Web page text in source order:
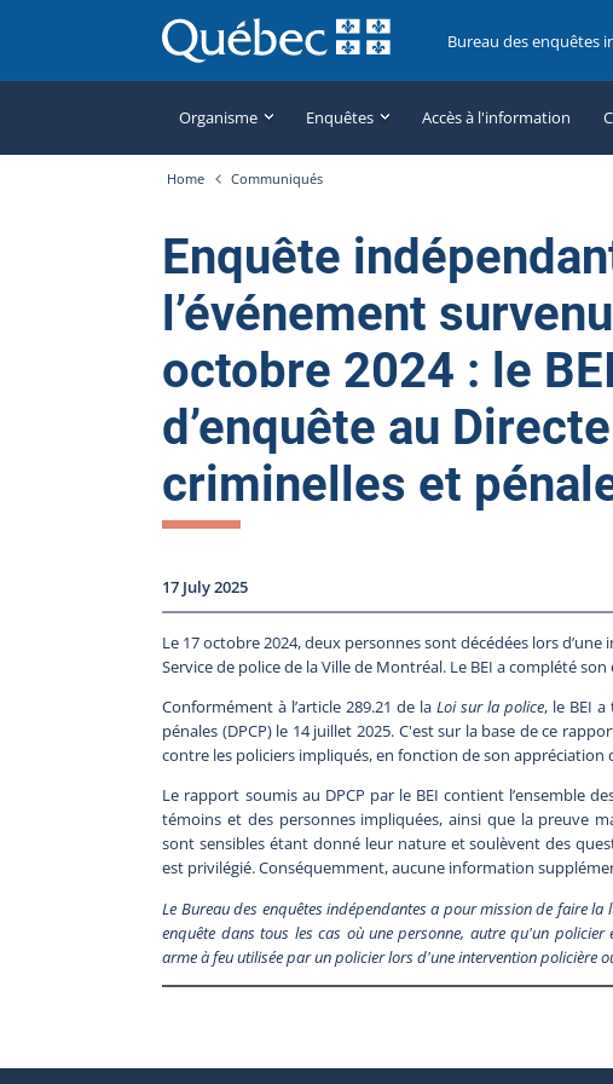
Bureau des enquêtes
Organisme Enquêtes Accès à l'information
Home Communiqués
Enquête
l’événement
octobre 2024 : le
d’enquête au
criminelles et
17 July 2025
Le 17 octobre 2024, deux personnes sont décédées lors
Service de police de la Ville de Montréal. Le BEI a complété
Conformément à l’article 289.21 de laLoi sur la police, le BEI
pénales (DPCP) le 14 juillet 2025. C'est sur la base de ce
contre les policiers impliqués, en fonction de son appréciation
Le rapport soumis au DPCP par le BEI contient l’ensemble
témoins et des personnes impliquées, ainsi que la preuve
sont sensibles étant donné leur nature et soulèvent des
est privilégié. Conséquemment, aucune information
Le Bureau des enquêtes indépendantes a pour mission de faire
enquête dans tous les cas où une personne, autre qu'un
arme à feu utilisée par un policier lors d'une intervention policière